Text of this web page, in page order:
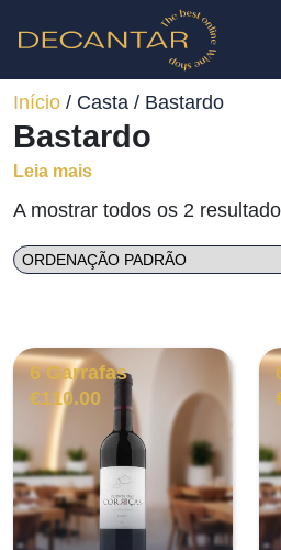
Início / Casta / Bastardo
Bastardo
Leia mais
A mostrar todos os 2
6 Garrafas
€110.00